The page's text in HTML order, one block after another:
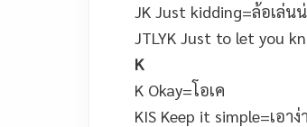
JK Just kidding=ล้อเล่น
JTLYK Just to let you
K
K Okay=โอเค
KIS Keep it simple=เอาง่